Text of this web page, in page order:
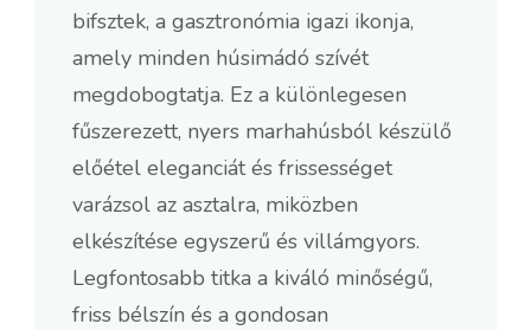
bifsztek, a gasztronómia igazi ikonja,
amely minden húsimádó szívét
megdobogtatja. Ez a különlegesen
fűszerezett, nyers marhahúsból készülő
előétel eleganciát és frissességet
varázsol az asztalra, miközben
elkészítése egyszerű és villámgyors.
Legfontosabb titka a kiváló minőségű,
friss bélszín és a gondosan